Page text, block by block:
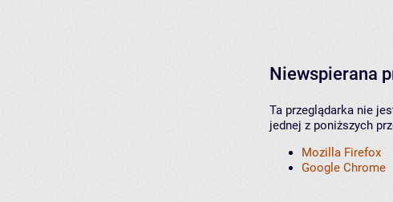
Niewspierana
Ta przeglądarka nie
jednej z poniższych
Mozilla Firefox
Google Chrome